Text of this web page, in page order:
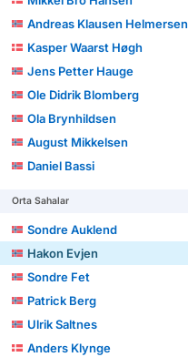
Andreas Klausen Helmersen
Kasper Waarst Høgh
Jens Petter Hauge
Ole Didrik Blomberg
Ola Brynhildsen
August Mikkelsen
Daniel Bassi
Orta Sahalar
Sondre Auklend
Hakon Evjen
Sondre Fet
Patrick Berg
Ulrik Saltnes
Anders Klynge